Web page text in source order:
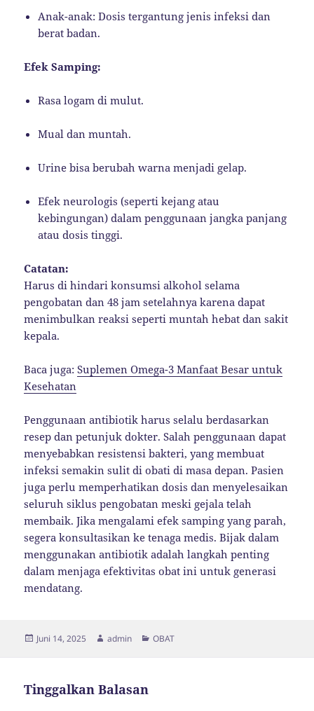
Anak-anak: Dosis tergantung jenis infeksi dan
berat badan.
Efek Samping:
Rasa logam di mulut.
Mual dan muntah.
Urine bisa berubah warna menjadi gelap.
Efek neurologis (seperti kejang atau
kebingungan) dalam penggunaan jangka panjang
atau dosis tinggi.
Catatan:
Harus di hindari konsumsi alkohol selama
pengobatan dan 48 jam setelahnya karena dapat
menimbulkan reaksi seperti muntah hebat dan sakit
kepala.
Baca juga:Suplemen Omega-3 Manfaat Besar untuk
Kesehatan
Penggunaan antibiotik harus selalu berdasarkan
resep dan petunjuk dokter. Salah penggunaan dapat
menyebabkan resistensi bakteri, yang membuat
infeksi semakin sulit di obati di masa depan. Pasien
juga perlu memperhatikan dosis dan menyelesaikan
seluruh siklus pengobatan meski gejala telah
membaik. Jika mengalami efek samping yang parah,
segera konsultasikan ke tenaga medis. Bijak dalam
menggunakan antibiotik adalah langkah penting
dalam menjaga efektivitas obat ini untuk generasi
mendatang.
Diposkan
Juni 14, 2025 Penulis
admin Kategori
OBAT
Tinggalkan Balasan